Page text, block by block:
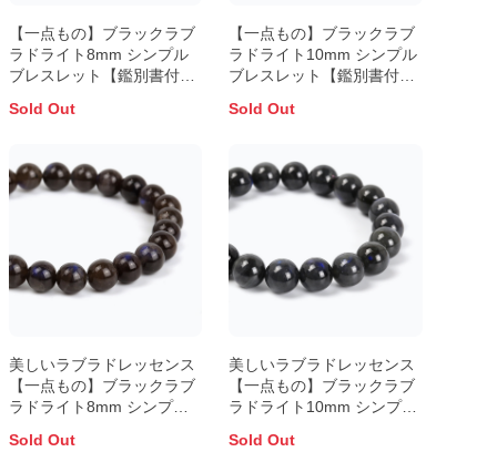
【一点もの】ブラックラブ
ラドライト8mm シンプル
ブレスレット【鑑別書付
Sold Out
【一点もの】ブラックラブ
ラドライト10mm シンプル
ブレスレット【鑑別書付
Sold Out
美しいラブラドレッセンス
【一点もの】ブラックラブ
ラドライト8mm シンプル
Sold Out
美しいラブラドレッセンス
【一点もの】ブラックラブ
ラドライト10mm シンプル
Sold Out